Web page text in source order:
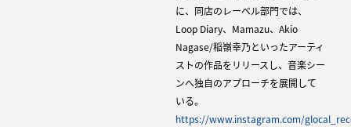
に、同店のレーベル部門では、
Loop Diary、Mamazu、Akio
Nagase/稲嶺幸乃といったアーティ
ストの作品をリリースし、音楽シー
ンへ独自のアプローチを展開して
いる。
https://www.instagram.com/